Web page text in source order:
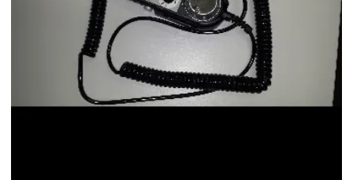
Revendedor de motor spindle
Robô de paletização
Robô de paletização e polimento